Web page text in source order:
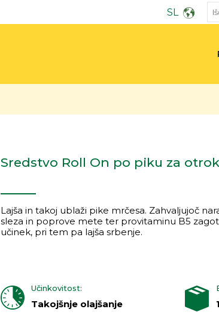
SL
Sredstvo Roll On po piku za
Lajša in takoj ublaži pike mrčesa. Zahvaljujoč
sleza in poprove mete ter provitaminu B5
učinek, pri tem pa lajša srbenje.
Učinkovitost:
Takojšnje olajšanje